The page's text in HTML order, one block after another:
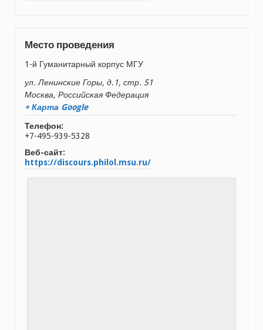
Место проведения
1-й Гуманитарный корпус МГУ
ул. Ленинские Горы, д.1, стр. 51
Москва, Российская Федерация
+ Карта Google
Телефон:
+7-495-939-5328
Веб-сайт:
https://discours.philol.msu.ru/